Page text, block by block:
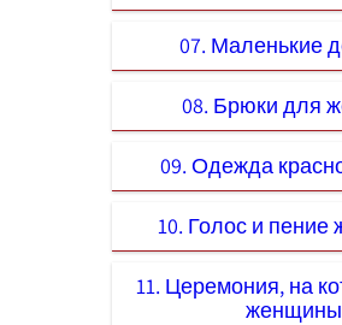
07. Маленькие
08. Брюки для
09. Одежда
10. Голос и
11. Церемония, на
женщины